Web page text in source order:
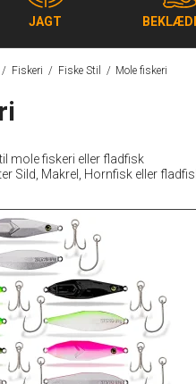
JAGT
/ Fiskeri / Fiske Stil / Mole fiskeri
mole fiskeri eller fladfisk
Sild, Makrel, Hornfisk eller